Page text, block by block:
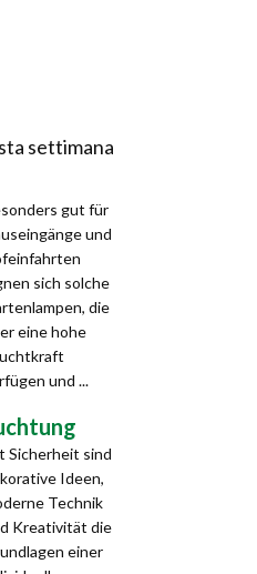
settimana
gut für
und
sich solche
die
eine hohe
und ...
Sicherheit sind
Ideen,
Technik
Kreativität die
einer